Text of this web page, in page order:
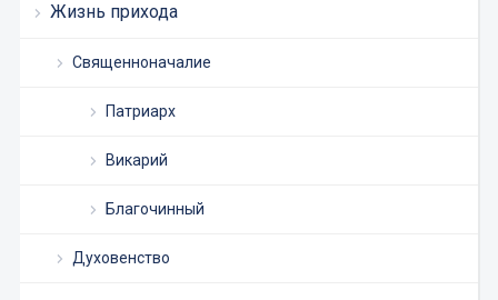
Жизнь прихода
Священноначалие
Патриарх
Викарий
Благочинный
Духовенство